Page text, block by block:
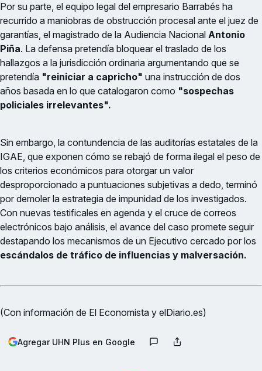
Por su parte, el equipo legal del empresario Barrabés ha
recurrido a maniobras de obstrucción procesal ante el juez de
garantías, el magistrado de la Audiencia Nacional Antonio
Piña. La defensa pretendía bloquear el traslado de los
hallazgos a la jurisdicción ordinaria argumentando que se
pretendía "reiniciar a capricho" una instrucción de dos
años basada en lo que catalogaron como "sospechas
policiales irrelevantes".
Sin embargo, la contundencia de las auditorías estatales de la
IGAE, que exponen cómo se rebajó de forma ilegal el peso de
los criterios económicos para otorgar un valor
desproporcionado a puntuaciones subjetivas a dedo, terminó
por demoler la estrategia de impunidad de los investigados.
Con nuevas testificales en agenda y el cruce de correos
electrónicos bajo análisis, el avance del caso promete seguir
destapando los mecanismos de un Ejecutivo cercado por los
escándalos de tráfico de influencias y malversación.
(Con información de El Economista y elDiario.es)
Agregar UHN Plus en Google